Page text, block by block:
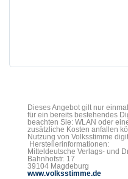
Dieses Angebot gilt nur
für ein bereits bestehendes
beachten Sie: WLAN oder
zusätzliche Kosten anfallen
Nutzung von Volksstimme
Herstellerinformationen:
Mitteldeutsche Verlags- und
Bahnhofstr. 17
39104 Magdeburg
www.volksstimme.de